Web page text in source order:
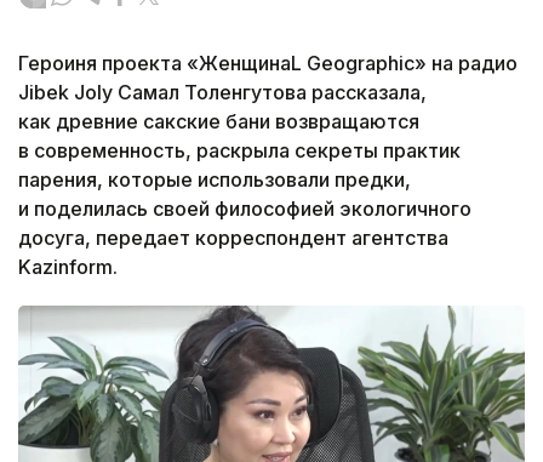
Героиня проекта «ЖенщинаL Geographic» на радио
Jibek Joly Самал Толенгутова рассказала,
как древние сакские бани возвращаются
в современность, раскрыла секреты практик
парения, которые использовали предки,
и поделилась своей философией экологичного
досуга, передает корреспондент агентства
Kazinform.